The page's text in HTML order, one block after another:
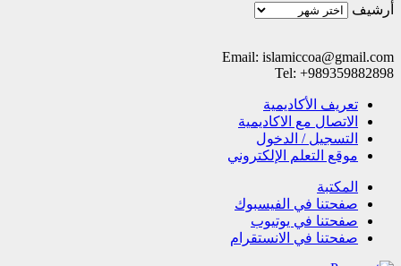
أرشيف
Email: islamiccoa@gmail.com
Tel: +989359882898
تعریف الأکادیمیة
الاتصال مع الاکادیمیة
التسجیل / الدخول
موقع التعلم الإلکتروني
المکتبة
صفحتنا في الفيسبوك
صفحتنا في یوتیوب
صفحتنا في الانستقرام